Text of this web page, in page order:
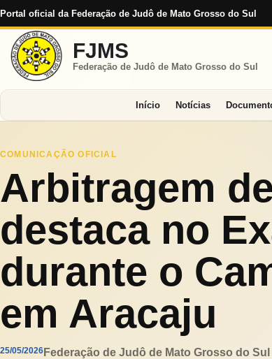
Portal oficial da Federação de Judô de Mato Grosso do Sul
FJMS
Federação de Judô de Mato Grosso do Sul
Início Notícias
COMUNICAÇÃO OFICIAL
Arbitragem
destaca no
durante o
em Aracaju
25/05/2026 Federação de Judô de Mato Grosso do Sul